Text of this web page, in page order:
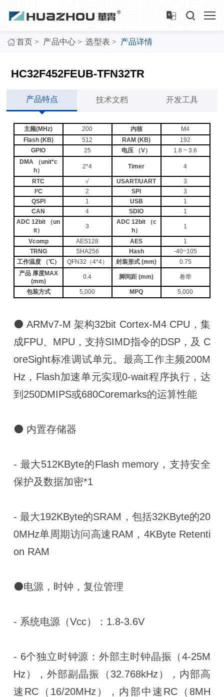
首页 > 产品中心 > 选型表 > 产品详情
HC32F452FEUB-TFN32TR
产品特点 技术文档 开发工具
主频(MHz) 200 内核
M4
Flash (KB)
512 RAM (KB)
192
GPIO
25 电压 （V）
1.8 ~ 3.6
DMA （unit*c
h）
2*4 Timer 4
RTC √ USART/UART
3
I²C
2 SPI
3
QSPI
1 USB
1
CAN
4 SDIO
1
ADC 12bit （un
it）
3
ADC 12bit （c
h）
1
Vcomp AES128 AES
1
TRNG
SHA256 Hash
-40~105
工作温度 （℃）
QFN32（4*4） 封装形式 (mm)
0.75
产品 厚度MAX
(mm)
0.4 脚间距 (mm) 卷带
包装方式 5,000 MPQ 5,000
⚫ ARMv7-M 架构32bit Cortex-M4 CPU，集
成FPU、MPU，支持SIMD指令的DSP，及 C
oreSight标准调试单元。最高工作主频200M
Hz，Flash加速单元实现0-wait程序执行，达
到250DMIPS或680Coremarks的运算性能
⚫ 内置存储器
- 最大512KByte的Flash memory，支持安全
保护及数据加密*1
- 最大192KByte的SRAM，包括32KByte的20
0MHz单周期访问高速RAM，4KByte Retenti
on RAM
⚫电源，时钟，复位管理
- 系统电源（Vcc）：1.8-3.6V
- 6个独立时钟源：外部主时钟晶振（4-25M
Hz），外部副晶振（32.768kHz），内部高
速RC（16/20MHz），内部中速RC（8MH